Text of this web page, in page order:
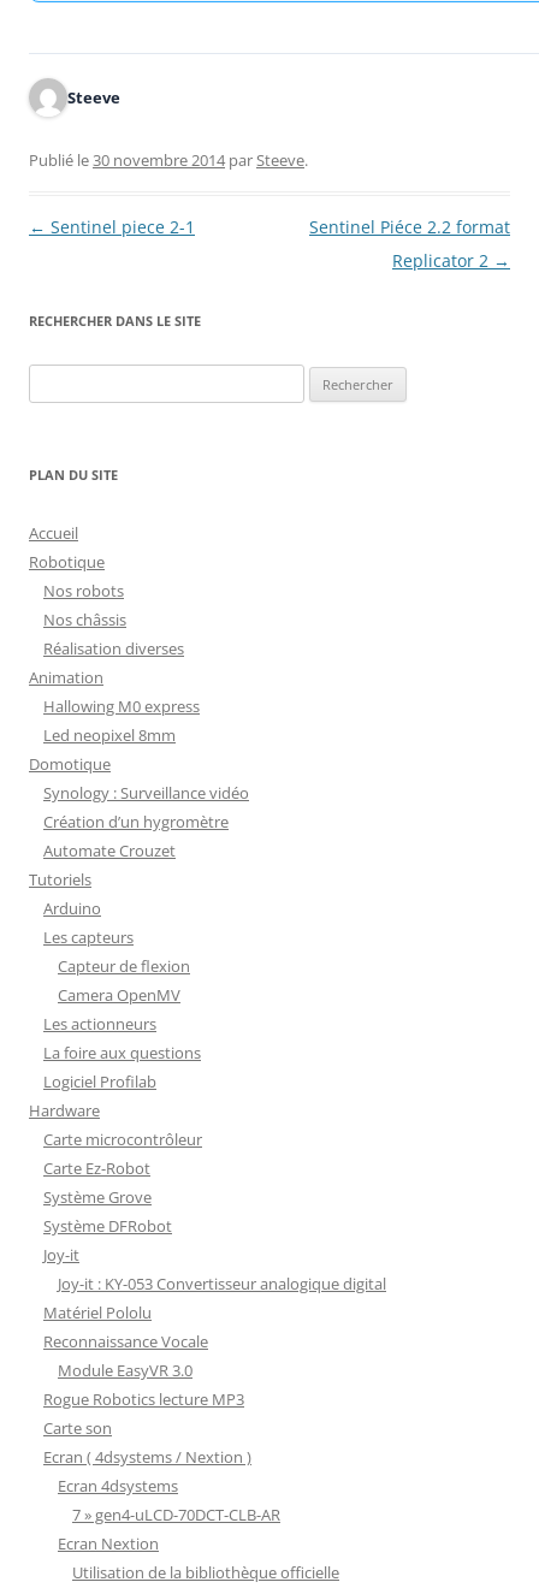
Steeve
Publié le30 novembre 2014parSteeve.
Navigation
← Sentinel piece 2-1
Sentinel Piéce 2.2 format
Replicator 2 →
RECHERCHER DANS LE SITE
PLAN DU SITE
Accueil
Robotique
Nos robots
Nos châssis
Réalisation diverses
Animation
Hallowing M0 express
Led neopixel 8mm
Domotique
Synology : Surveillance vidéo
Création d’un hygromètre
Automate Crouzet
Tutoriels
Arduino
Les capteurs
Capteur de flexion
Camera OpenMV
Les actionneurs
La foire aux questions
Logiciel Profilab
Hardware
Carte microcontrôleur
Carte Ez-Robot
Système Grove
Système DFRobot
Joy-it
Joy-it : KY-053 Convertisseur analogique digital
Matériel Pololu
Reconnaissance Vocale
Module EasyVR 3.0
Rogue Robotics lecture MP3
Carte son
Ecran ( 4dsystems / Nextion )
Ecran 4dsystems
7 » gen4-uLCD-70DCT-CLB-AR
Ecran Nextion
Utilisation de la bibliothèque officielle